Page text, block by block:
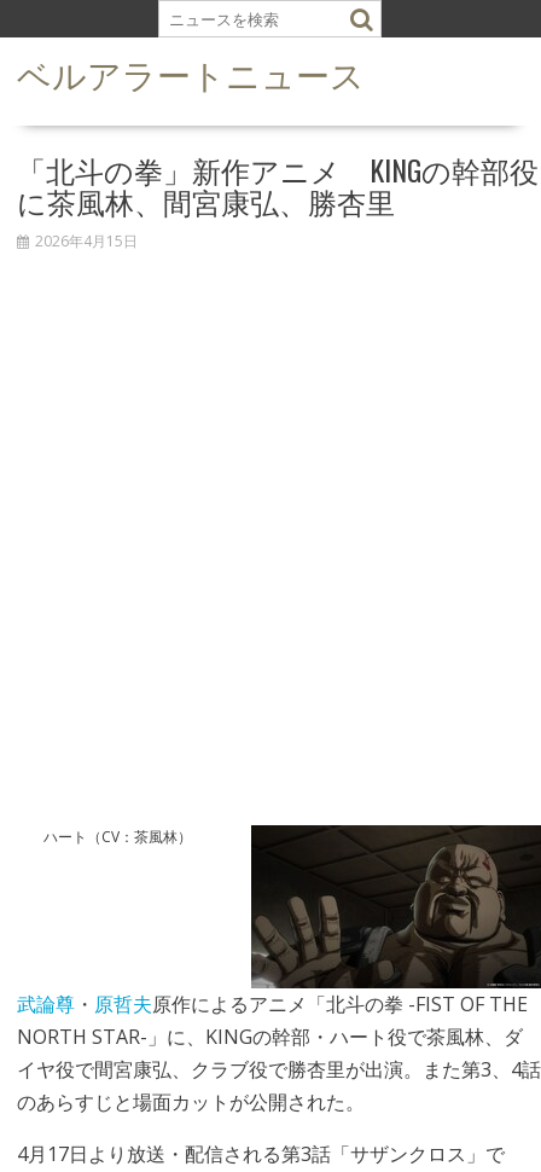
k
ベルアラートニュース
「北斗の拳」新作アニメ KINGの幹部役
に茶風林、間宮康弘、勝杏里
2026年4月15日
ハート（CV：茶風林）
武論尊・ 原哲夫原作によるアニメ「北斗の拳 -FIST OF THE
NORTH STAR-」に、KINGの幹部・ハート役で茶風林、ダ
イヤ役で間宮康弘、クラブ役で勝杏里が出演。また第3、4話
のあらすじと場面カットが公開された。
4月17日より放送・配信される第3話「サザンクロス」で